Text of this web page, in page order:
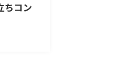
ちコン